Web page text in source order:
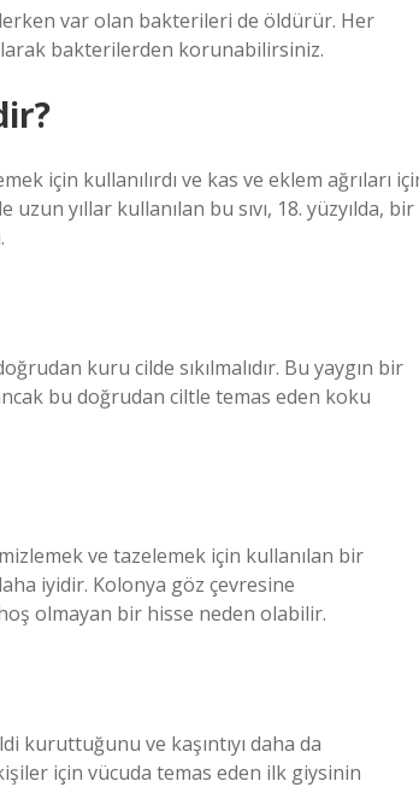
var olan bakterileri de öldürür. Her
bakterilerden korunabilirsiniz.
için kullanılırdı ve kas ve eklem ağrıları
yıllar kullanılan bu sıvı, 18. yüzyılda, bir
kuru cilde sıkılmalıdır. Bu yaygın bir
bu doğrudan ciltle temas eden koku
ve tazelemek için kullanılan bir
iyidir. Kolonya göz çevresine
olmayan bir hisse neden olabilir.
kuruttuğunu ve kaşıntıyı daha da
için vücuda temas eden ilk giysinin